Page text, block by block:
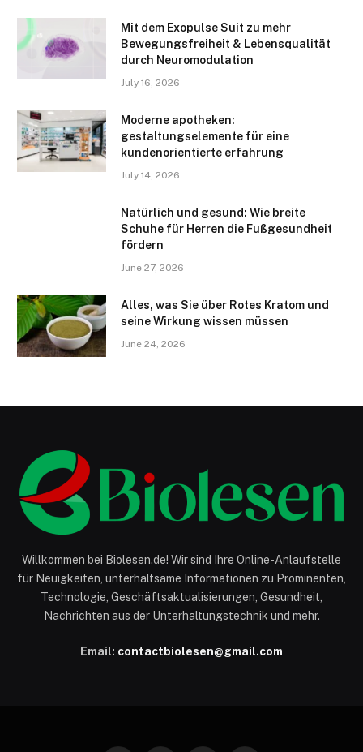
Mit dem Exopulse Suit zu mehr
Bewegungsfreiheit & Lebensqualität
durch Neuromodulation
July 16, 2026
Moderne apotheken:
gestaltungselemente für eine
kundenorientierte erfahrung
July 14, 2026
Natürlich und gesund: Wie breite
Schuhe für Herren die Fußgesundheit
fördern
June 27, 2026
Alles, was Sie über Rotes Kratom und
seine Wirkung wissen müssen
June 24, 2026
Willkommen bei Biolesen.de! Wir sind Ihre Online-Anlaufstelle
für Neuigkeiten, unterhaltsame Informationen zu Prominenten,
Technologie, Geschäftsaktualisierungen, Gesundheit,
Nachrichten aus der Unterhaltungstechnik und mehr.
Email: contactbiolesen@gmail.com